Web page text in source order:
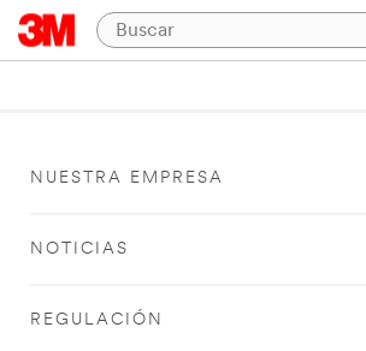
NUESTRA EMPRESA
NOTICIAS
REGULACIÓN